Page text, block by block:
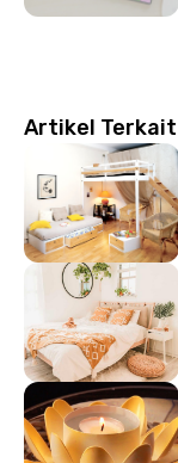
Artikel Terkait